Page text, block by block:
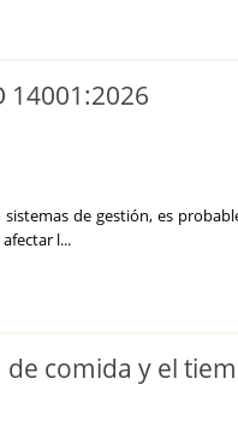
14001:2026
de gestión, es
l...
comida y el